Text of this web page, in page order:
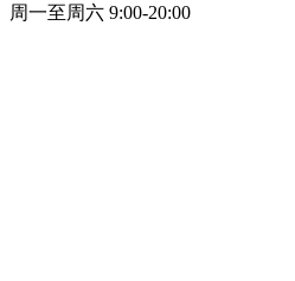
周一至周六 9:00-20:00